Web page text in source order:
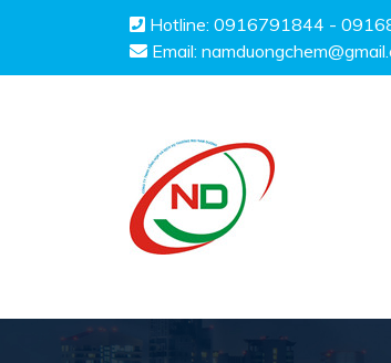
Hotline: 0916791844 -
Email: